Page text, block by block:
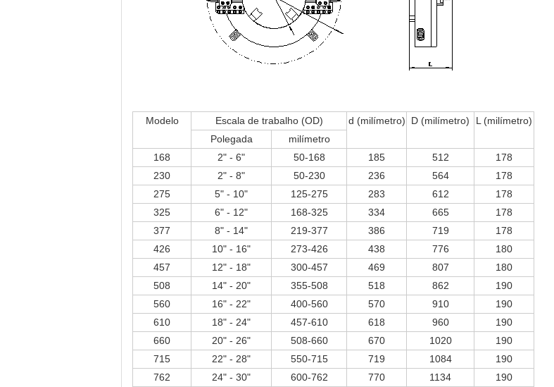
Modelo Escala de trabalho (OD) d (milímetro) D (milímetro)
L (milímetro)
Polegada
milímetro
168
2" - 6" 50-168 185 512
178
230
2" - 8" 50-230 236 564
178
275
5" - 10" 125-275 283 612
178
325
6" - 12" 168-325 334 665
178
377
8" - 14" 219-377 386 719
178
426
10" - 16" 273-426 438 776
180
457
12" - 18" 300-457 469 807
180
508
14" - 20" 355-508 518 862
190
560
16" - 22" 400-560 570 910
190
610
18" - 24" 457-610 618 960
190
660
20" - 26" 508-660 670 1020
190
715
22" - 28" 550-715 719 1084
190
762
24" - 30" 600-762 770 1134
190